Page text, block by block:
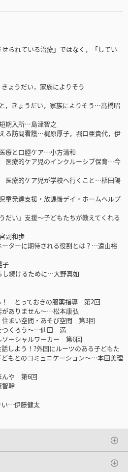
られている治療」ではなく，「してい
ょうだい，家族によりそう
，きょうだい，家族によりそう…髙橋昭
期入所…島津智之
る訪問看護…梶原厚子，堀口亜貴代，伊
療と口腔ケア…小方清和
療的ケア児のインクルーシブ保育…今
療的ケア児が学校へ行くこと…植田陽
発達支援・放課後デイ・ホームヘルプ
い」支援～子どもたちが教えてくれる
副和歩
ターに期待される役割とは？…遠山裕
子
続けるために…大野真如
！ とっておきの服薬指導 第2回
がありません～…松本康弘
まい空間・あそび空間 第3回
つくろう～…仙田 満
ーシャルワーカー 第6回
しよう！?外国にルーツのある子どもた
もとのコミュニケーション～…本田美理
んや 第6回
幹
い…伊藤健太